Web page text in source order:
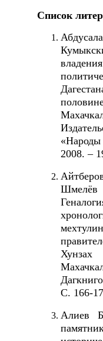
Список
2008. –
С. 166-
Алиев